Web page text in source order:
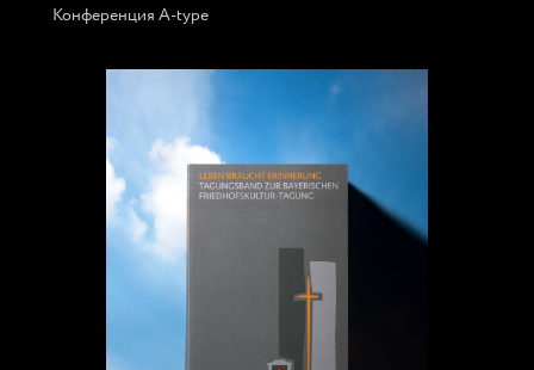
Конференция A-type